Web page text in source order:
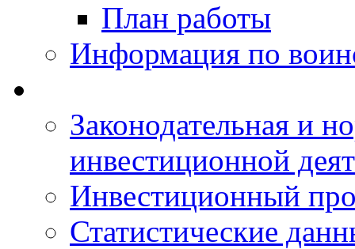
План работы
Информация по
Законодательная и
инвестиционной
Инвестиционный
Статистические